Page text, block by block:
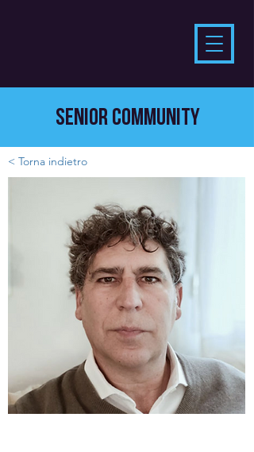
SENIOR COMMUNITY
< Torna indietro